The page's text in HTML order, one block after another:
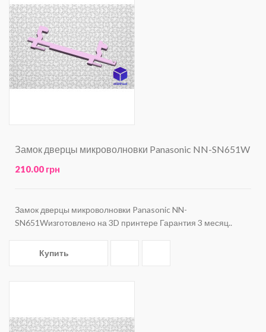
Замок дверцы микроволновки Panasonic NN-SN651W
210.00 грн
Замок дверцы микроволновки Panasonic NN-
SN651Wизготовлено на 3D принтере Гарантия 3 месяц..
Купить